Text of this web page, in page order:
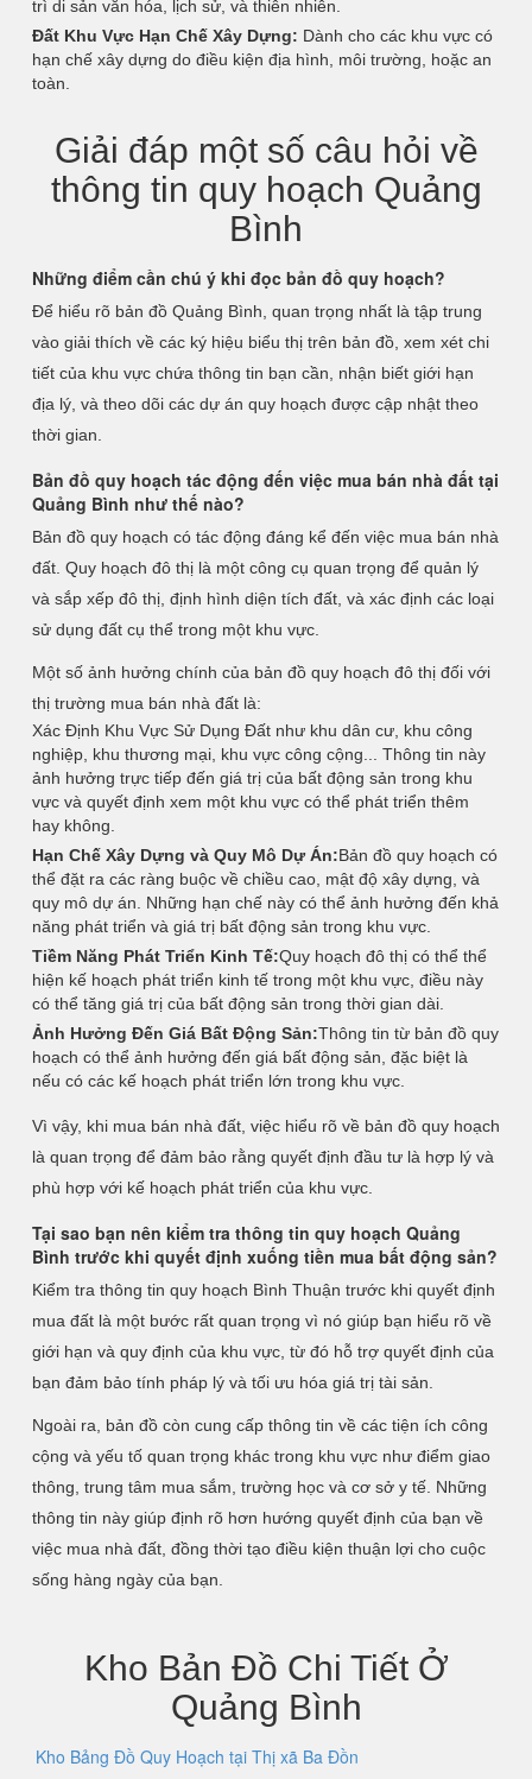
trì di sản văn hóa, lịch sử, và thiên nhiên.
Đất Khu Vực Hạn Chế Xây Dựng: Dành cho các khu vực có
hạn chế xây dựng do điều kiện địa hình, môi trường, hoặc an
toàn.
Giải đáp một số câu hỏi về
thông tin quy hoạch Quảng
Bình
Những điểm cần chú ý khi đọc bản đồ quy hoạch?
Để hiểu rõ bản đồ Quảng Bình, quan trọng nhất là tập trung
vào giải thích về các ký hiệu biểu thị trên bản đồ, xem xét chi
tiết của khu vực chứa thông tin bạn cần, nhận biết giới hạn
địa lý, và theo dõi các dự án quy hoạch được cập nhật theo
thời gian.
Bản đồ quy hoạch tác động đến việc mua bán nhà đất tại
Quảng Bình như thế nào?
Bản đồ quy hoạch có tác động đáng kể đến việc mua bán nhà
đất. Quy hoạch đô thị là một công cụ quan trọng để quản lý
và sắp xếp đô thị, định hình diện tích đất, và xác định các loại
sử dụng đất cụ thể trong một khu vực.
Một số ảnh hưởng chính của bản đồ quy hoạch đô thị đối với
thị trường mua bán nhà đất là:
Xác Định Khu Vực Sử Dụng Đất như khu dân cư, khu công
nghiệp, khu thương mại, khu vực công cộng... Thông tin này
ảnh hưởng trực tiếp đến giá trị của bất động sản trong khu
vực và quyết định xem một khu vực có thể phát triển thêm
hay không.
Hạn Chế Xây Dựng và Quy Mô Dự Án:Bản đồ quy hoạch có
thể đặt ra các ràng buộc về chiều cao, mật độ xây dựng, và
quy mô dự án. Những hạn chế này có thể ảnh hưởng đến khả
năng phát triển và giá trị bất động sản trong khu vực.
Tiềm Năng Phát Triển Kinh Tế:Quy hoạch đô thị có thể thể
hiện kế hoạch phát triển kinh tế trong một khu vực, điều này
có thể tăng giá trị của bất động sản trong thời gian dài.
Ảnh Hưởng Đến Giá Bất Động Sản:Thông tin từ bản đồ quy
hoạch có thể ảnh hưởng đến giá bất động sản, đặc biệt là
nếu có các kế hoạch phát triển lớn trong khu vực.
Vì vậy, khi mua bán nhà đất, việc hiểu rõ về bản đồ quy hoạch
là quan trọng để đảm bảo rằng quyết định đầu tư là hợp lý và
phù hợp với kế hoạch phát triển của khu vực.
Tại sao bạn nên kiểm tra thông tin quy hoạch Quảng
Bình trước khi quyết định xuống tiền mua bất động sản?
Kiểm tra thông tin quy hoạch Bình Thuận trước khi quyết định
mua đất là một bước rất quan trọng vì nó giúp bạn hiểu rõ về
giới hạn và quy định của khu vực, từ đó hỗ trợ quyết định của
bạn đảm bảo tính pháp lý và tối ưu hóa giá trị tài sản.
Ngoài ra, bản đồ còn cung cấp thông tin về các tiện ích công
cộng và yếu tố quan trọng khác trong khu vực như điểm giao
thông, trung tâm mua sắm, trường học và cơ sở y tế. Những
thông tin này giúp định rõ hơn hướng quyết định của bạn về
việc mua nhà đất, đồng thời tạo điều kiện thuận lợi cho cuộc
sống hàng ngày của bạn.
Kho Bản Đồ Chi Tiết Ở
Quảng Bình
Kho Bảng Đồ Quy Hoạch tại Thị xã Ba Đồn